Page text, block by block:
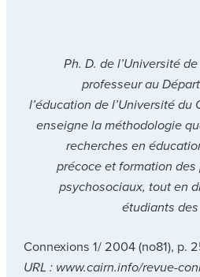
Ph. D. de l’Université
professeur au
l’éducation de l’Université
enseigne la méthodologie
recherches en
précoce et formation
psychosociaux, tout en
étudiants
Connexions 1/ 2004 (no81), p.
URL : www.cairn.info/revue-